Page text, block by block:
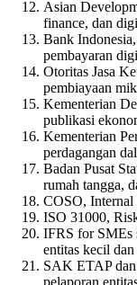
Asian
finance, dan
Bank
pembayaran
Otoritas Jasa
pembiayaan
Kementerian
publikasi
Kementerian
perdagangan
Badan Pusat
rumah tangga,
COSO, Internal
ISO 31000,
IFRS for SMEs
entitas kecil dan
SAK ETAP